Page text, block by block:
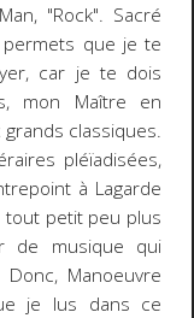
"Rock". Sacré
permets que je te
car je te dois
mon Maître en
classiques.
pléïadisées,
à Lagarde
tout petit peu plus
de musique qui
Manoeuvre
je lus dans ce